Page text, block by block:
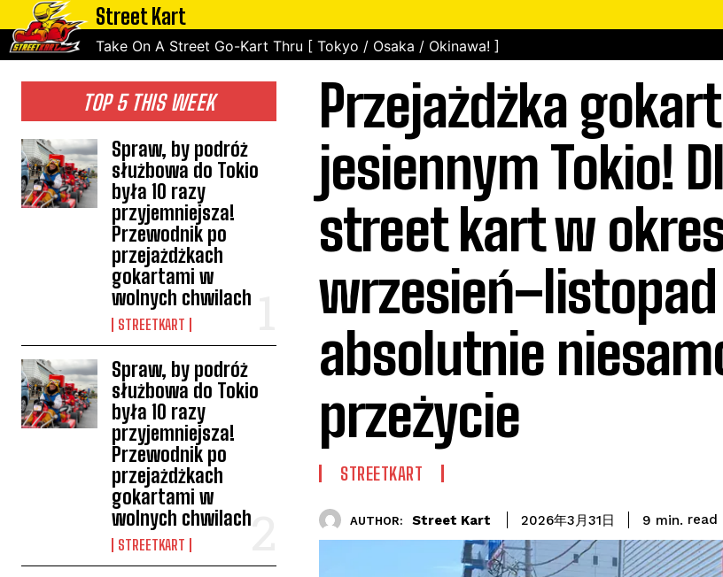
Street Kart
Take On A Street Go-Kart Thru [ Tokyo / Osaka / Okinawa! ]
TOP 5 THIS WEEK
Spraw, by podróż
służbowa do Tokio
była 10 razy
przyjemniejsza!
Przewodnik po
przejażdżkach
gokartami w
wolnych chwilach
STREETKART
Spraw, by podróż
służbowa do Tokio
była 10 razy
przyjemniejsza!
Przewodnik po
przejażdżkach
gokartami w
wolnych chwilach
STREETKART
Przejażdżka
jesiennym Tokio!
street kart w
absolutnie
przeżycie
STREETKART
AUTHOR: Street Kart 2026年3月31日 9 min. read